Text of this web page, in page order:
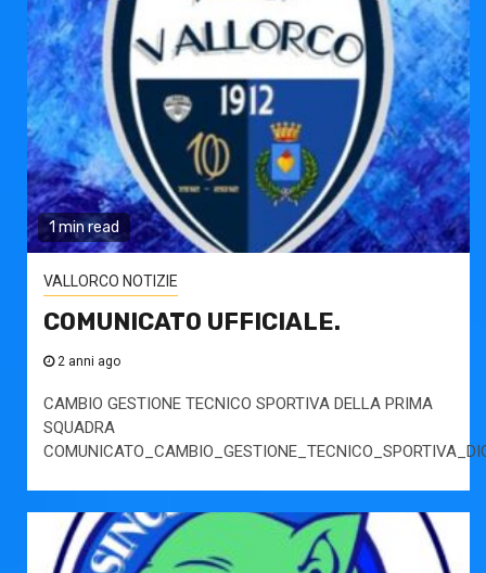
1 min read
VALLORCO NOTIZIE
COMUNICATO UFFICIALE.
2 anni ago
CAMBIO GESTIONE TECNICO SPORTIVA DELLA PRIMA
SQUADRA